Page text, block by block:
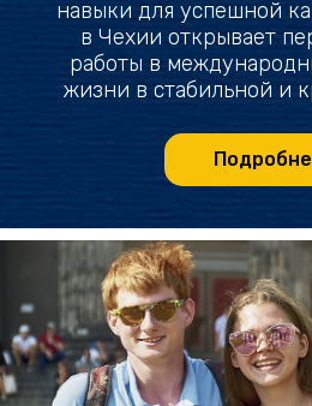
навыки для успешной
в Чехии открывает
работы в
жизни в стабильной и